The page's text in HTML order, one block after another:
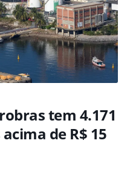
tem 4.171
de R$ 15